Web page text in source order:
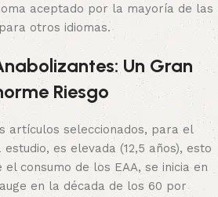
aceptado por la mayoría de las
otros idiomas.
Un Gran
Riesgo
artículos seleccionados, para el
es elevada (12,5 años), esto
consumo de los EAA, se inicia en
en la década de los 60 por